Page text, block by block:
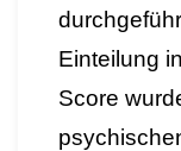
Einteilung
Score